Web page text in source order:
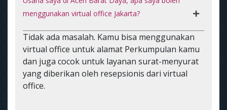
menggunakan virtual office Jakarta?
Tidak ada masalah. Kamu bisa menggunakan
virtual office untuk alamat Perkumpulan kamu
dan juga cocok untuk layanan surat-menyurat
yang diberikan oleh resepsionis dari virtual
office.